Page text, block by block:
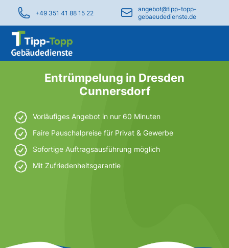
+49 351 41 88 15 22
angebot@tipp-topp-
gebaeudedienste.de
Entrümpelung in Dresden
Cunnersdorf
Vorläufiges Angebot in nur 60 Minuten
Faire Pauschalpreise für Privat & Gewerbe
Sofortige Auftragsausführung möglich
Mit Zufriedenheitsgarantie